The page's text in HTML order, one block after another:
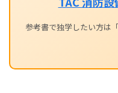
参考書で独学したい方は